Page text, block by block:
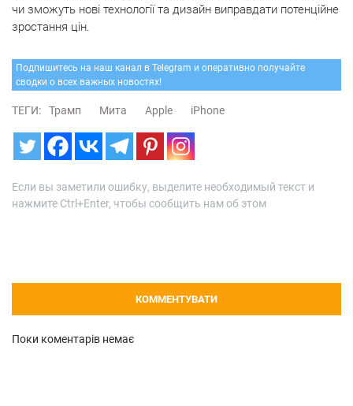
чи зможуть нові технології та дизайн виправдати потенційне
зростання цін.
Подпишитесь на наш канал в Telegram и оперативно получайте
сводки о всех важных новостях!
ТЕГИ: Трамп Мита Apple iPhone
Если вы заметили ошибку, выделите необходимый текст и
нажмите Ctrl+Enter, чтобы сообщить нам об этом
КОММЕНТУВАТИ
Поки коментарів немає